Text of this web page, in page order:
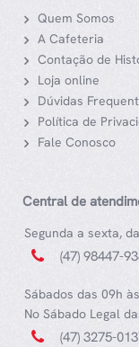
Quem Somos
A Cafeteria
Contação de
Loja online
Dúvidas
Política de
Fale Conosco
Central de
Segunda a sexta,
(47) 98447-
Sábados das 09h
No Sábado Legal
(47) 3275-